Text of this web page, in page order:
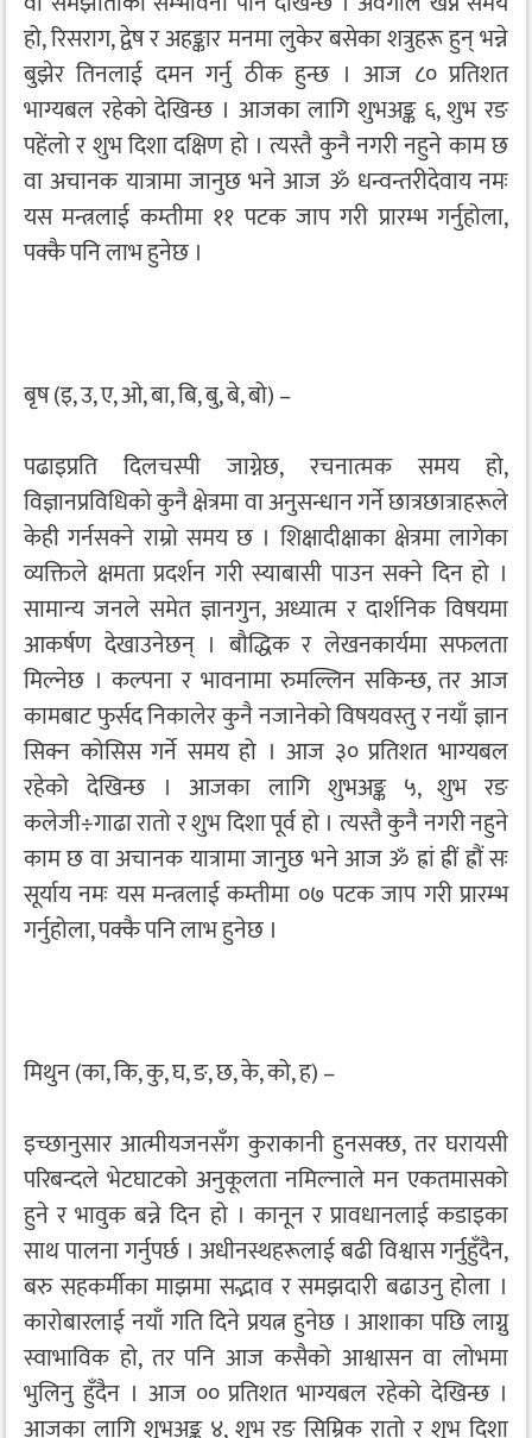
हो, रिसराग, द्वेष र अहङ्कार मनमा लुकेर बसेका शत्रुहरू हुन् भन्ने
बुझेर तिनलाई दमन गर्नु ठीक हुन्छ । आज ८० प्रतिशत
भाग्यबल रहेको देखिन्छ । आजका लागि शुभअङ्क ६, शुभ रङ
पहेंलो र शुभ दिशा दक्षिण हो । त्यस्तै कुनै नगरी नहुने काम छ
वा अचानक यात्रामा जानुछ भने आज ॐ धन्वन्तरीदेवाय नमः
यस मन्त्रलाई कम्तीमा ११ पटक जाप गरी प्रारम्भ गर्नुहोला,
पक्कै पनि लाभ हुनेछ ।
बृष (इ, उ, ए, ओ, बा, बि, बु, बे, बो) –
पढाइप्रति दिलचस्पी जाग्नेछ, रचनात्मक समय हो,
विज्ञानप्रविधिको कुनै क्षेत्रमा वा अनुसन्धान गर्ने छात्रछात्राहरूले
केही गर्नसक्ने राम्रो समय छ । शिक्षादीक्षाका क्षेत्रमा लागेका
व्यक्तिले क्षमता प्रदर्शन गरी स्याबासी पाउन सक्ने दिन हो ।
सामान्य जनले समेत ज्ञानगुन, अध्यात्म र दार्शनिक विषयमा
आकर्षण देखाउनेछन् । बौद्धिक र लेखनकार्यमा सफलता
मिल्नेछ । कल्पना र भावनामा रुमल्लिन सकिन्छ, तर आज
कामबाट फुर्सद निकालेर कुनै नजानेको विषयवस्तु र नयाँ ज्ञान
सिक्न कोसिस गर्ने समय हो । आज ३० प्रतिशत भाग्यबल
रहेको देखिन्छ । आजका लागि शुभअङ्क ५, शुभ रङ
कलेजी÷गाढा रातो र शुभ दिशा पूर्व हो । त्यस्तै कुनै नगरी नहुने
काम छ वा अचानक यात्रामा जानुछ भने आज ॐ ह्रां ह्रीं ह्रौं सः
सूर्याय नमः यस मन्त्रलाई कम्तीमा ०७ पटक जाप गरी प्रारम्भ
गर्नुहोला, पक्कै पनि लाभ हुनेछ ।
मिथुन (का, कि, कु, घ, ङ, छ, के, को, ह) –
इच्छानुसार आत्मीयजनसँग कुराकानी हुनसक्छ, तर घरायसी
परिबन्दले भेटघाटको अनुकूलता नमिल्नाले मन एकतमासको
हुने र भावुक बन्ने दिन हो । कानून र प्रावधानलाई कडाइका
साथ पालना गर्नुपर्छ । अधीनस्थहरूलाई बढी विश्वास गर्नुहुँदैन,
बरु सहकर्मीका माझमा सद्भाव र समझदारी बढाउनु होला ।
कारोबारलाई नयाँ गति दिने प्रयत्न हुनेछ । आशाका पछि लाग्नु
स्वाभाविक हो, तर पनि आज कसैको आश्वासन वा लोभमा
भुलिनु हुँदैन । आज ०० प्रतिशत भाग्यबल रहेको देखिन्छ ।
आजका लागि शुभअङ्क ४, शुभ रङ सिम्रिक रातो र शुभ दिशा